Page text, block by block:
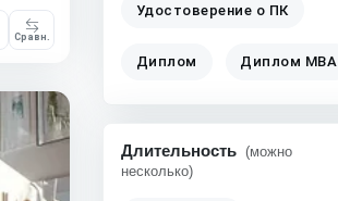
Сравн.
Удостоверение о ПК
Диплом Диплом MBA
Длительность (можно
несколько)